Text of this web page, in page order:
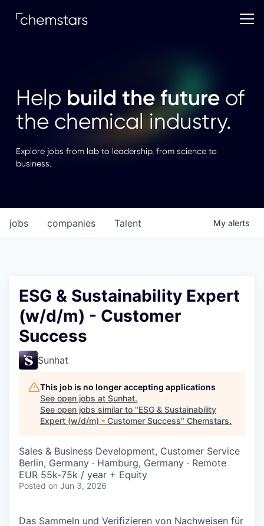
Help build the futureof
the chemical industry.
Explore jobs from lab to leadership, from science to
business.
jobs companies Talent My alerts
ESG & Sustainability Expert
(w/d/m) - Customer
Success
Sunhat
This job is no longer accepting applications
See open jobs at Sunhat.
See open jobs similar to "ESG & Sustainability
Expert (w/d/m) - Customer Success" Chemstars.
Sales & Business Development, Customer Service
Berlin, Germany · Hamburg, Germany · Remote
EUR 55k-75k / year + Equity
Posted on Jun 3, 2026
Das Sammeln und Verifizieren von Nachweisen für